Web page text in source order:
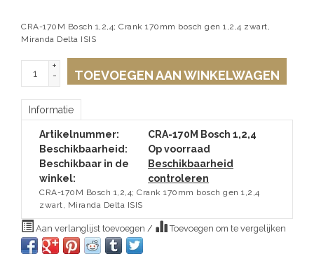
CRA-170M Bosch 1,2,4; Crank 170mm bosch gen 1,2,4 zwart,
Miranda Delta ISIS
+
-
TOEVOEGEN AAN WINKELWAGEN
Informatie
Artikelnummer:
CRA-170M Bosch 1,2,4
Beschikbaarheid:
Op voorraad
Beschikbaar in de
winkel:
Beschikbaarheid
controleren
CRA-170M Bosch 1,2,4; Crank 170mm bosch gen 1,2,4
zwart, Miranda Delta ISIS
Aan verlanglijst toevoegen / Toevoegen om te vergelijken